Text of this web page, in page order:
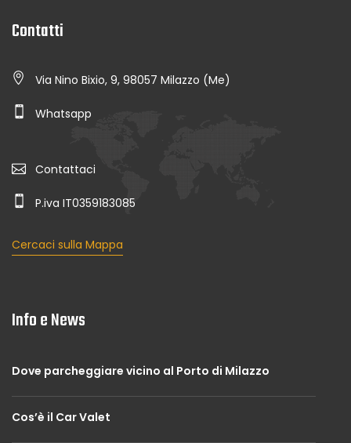
Contatti
Via Nino Bixio, 9, 98057 Milazzo (Me)
Whatsapp
Contattaci
P.iva IT0359183085
Cercaci sulla Mappa
Info e News
Dove parcheggiare vicino al Porto di Milazzo
Cos’è il Car Valet